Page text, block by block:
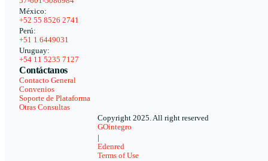
México:
+52 55 8526 2741
Perú:
+51 1 6449031
Uruguay:
+54 11 5235 7127
Contáctanos
Contacto General
Convenios
Soporte de Plataforma
Otras Consultas
Copyright 2025. All right reserved
GOintegro
|
Edenred
Terms of Use